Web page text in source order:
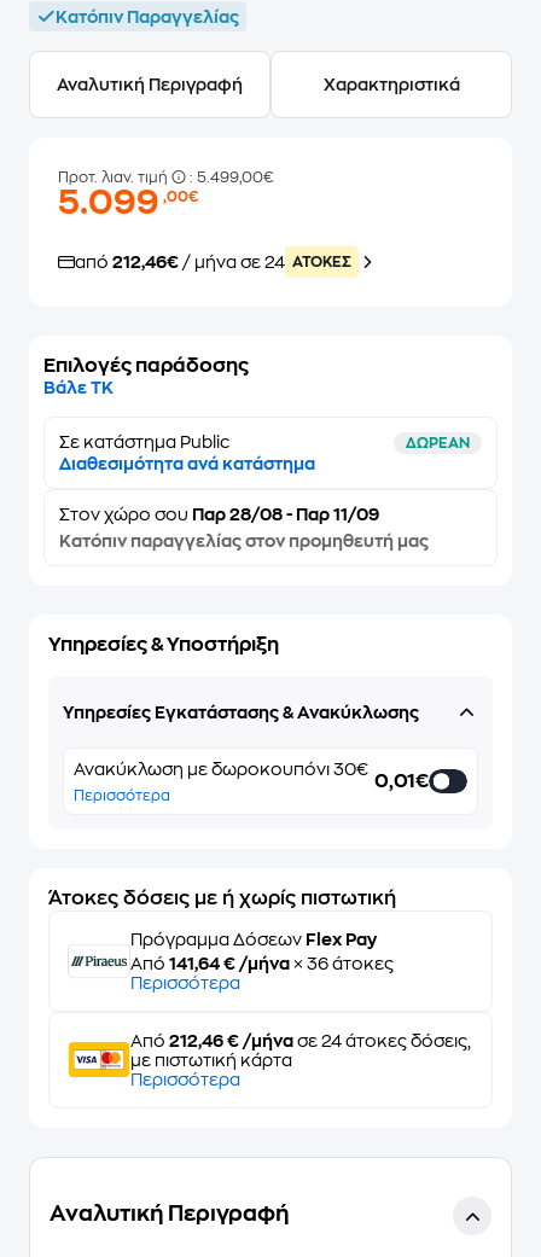
Κατόπιν Παραγγελίας
Αναλυτική Περιγραφή Χαρακτηριστικά
Προτ. λιαν. τιμή : 5.499,00€
5.099,00€
από 212,46€ / μήνα σε 24 ATOKEΣ
Επιλογές παράδοσης
Βάλε ΤΚ
Σε κατάστημα Public ΔΩΡΕΑΝ
Διαθεσιμότητα ανά κατάστημα
Στον χώρο σου Παρ 28/08 - Παρ 11/09
Κατόπιν παραγγελίας στον προμηθευτή μας
Υπηρεσίες & Υποστήριξη
Υπηρεσίες Εγκατάστασης & Ανακύκλωσης
Ανακύκλωση με δωροκουπόνι 30€
Περισσότερα
0,01€
Άτοκες δόσεις με ή χωρίς πιστωτική
Πρόγραμμα Δόσεων Flex Pay
Από 141,64 € /μήνα × 36 άτοκες
Περισσότερα
Από 212,46 € /μήνα σε 24 άτοκες δόσεις,
με πιστωτική κάρτα
Περισσότερα
Αναλυτική Περιγραφή